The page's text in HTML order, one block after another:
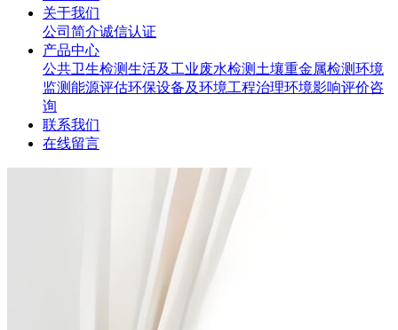
关于我们
公司简介诚信认证
产品中心
公共卫生检测生活及工业废水检测 土壤重金属检测环境
监测能源评估环保设备及环境工程治理环境影响评价咨
询
联系我们
在线留言